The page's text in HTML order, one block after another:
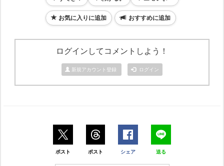
お気に入りに追加 おすすめに追加
ログインしてコメントしよう！
新規アカウント登録 ログイン
ポスト ポスト シェア 送る